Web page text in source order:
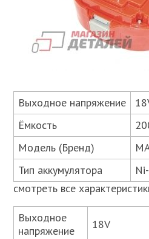
Выходное напряжение
Ёмкость
Модель (Бренд)
Тип аккумулятора
смотреть все
Выходное
напряжение
18V